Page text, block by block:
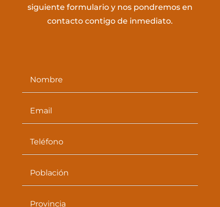
siguiente formulario y nos pondremos en
contacto contigo de inmediato.